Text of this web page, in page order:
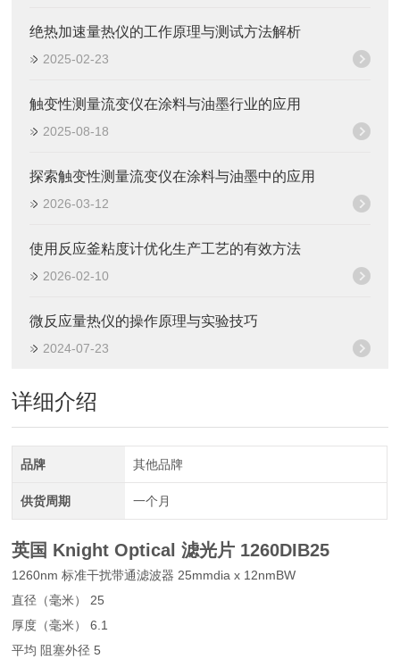
绝热加速量热仪的工作原理与测试方法解析
2025-02-23
触变性测量流变仪在涂料与油墨行业的应用
2025-08-18
探索触变性测量流变仪在涂料与油墨中的应用
2026-03-12
使用反应釜粘度计优化生产工艺的有效方法
2026-02-10
微反应量热仪的操作原理与实验技巧
2024-07-23
详细介绍
品牌 其他品牌
供货周期 一个月
英国 Knight Optical 滤光片 1260DIB25
1260nm 标准干扰带通滤波器 25mmdia x 12nmBW
直径（毫米） 25
厚度（毫米） 6.1
平均 阻塞外径 5